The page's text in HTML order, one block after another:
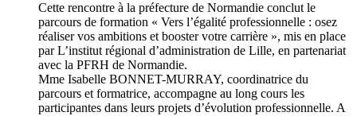
Cette rencontre à la préfecture de Normandie conclut le
parcours de formation « Vers l’égalité professionnelle : osez
réaliser vos ambitions et booster votre carrière », mis en place
par L’institut régional d’administration de Lille, en partenariat
avec la PFRH de Normandie.
Mme Isabelle BONNET-MURRAY, coordinatrice du
parcours et formatrice, accompagne au long cours les
participantes dans leurs projets d’évolution professionnelle. A